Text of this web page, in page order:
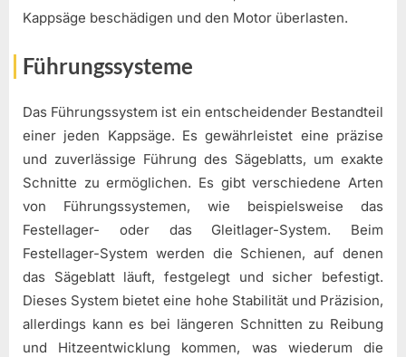
Kappsäge beschädigen und den Motor überlasten.
Führungssysteme
Das Führungssystem ist ein entscheidender Bestandteil
einer jeden Kappsäge. Es gewährleistet eine präzise
und zuverlässige Führung des Sägeblatts, um exakte
Schnitte zu ermöglichen. Es gibt verschiedene Arten
von Führungssystemen, wie beispielsweise das
Festellager- oder das Gleitlager-System. Beim
Festellager-System werden die Schienen, auf denen
das Sägeblatt läuft, festgelegt und sicher befestigt.
Dieses System bietet eine hohe Stabilität und Präzision,
allerdings kann es bei längeren Schnitten zu Reibung
und Hitzeentwicklung kommen, was wiederum die